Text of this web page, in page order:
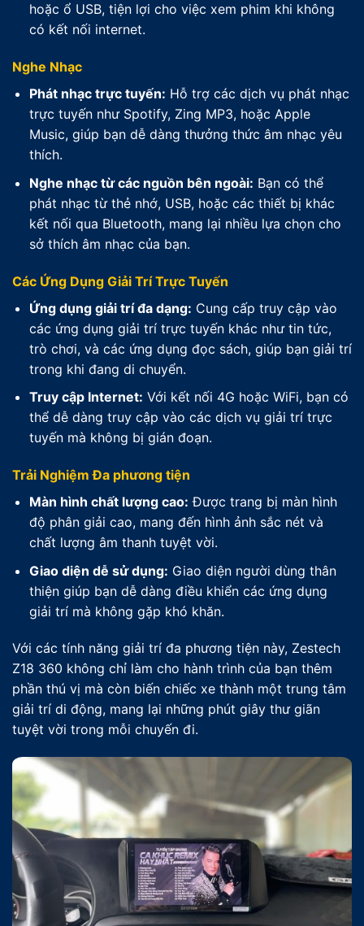
hoặc ổ USB, tiện lợi cho việc xem phim khi không
có kết nối internet.
Nghe Nhạc
Phát nhạc trực tuyến: Hỗ trợ các dịch vụ phát nhạc
trực tuyến như Spotify, Zing MP3, hoặc Apple
Music, giúp bạn dễ dàng thưởng thức âm nhạc yêu
thích.
Nghe nhạc từ các nguồn bên ngoài: Bạn có thể
phát nhạc từ thẻ nhớ, USB, hoặc các thiết bị khác
kết nối qua Bluetooth, mang lại nhiều lựa chọn cho
sở thích âm nhạc của bạn.
Các Ứng Dụng Giải Trí Trực Tuyến
Ứng dụng giải trí đa dạng: Cung cấp truy cập vào
các ứng dụng giải trí trực tuyến khác như tin tức,
trò chơi, và các ứng dụng đọc sách, giúp bạn giải trí
trong khi đang di chuyển.
Truy cập Internet: Với kết nối 4G hoặc WiFi, bạn có
thể dễ dàng truy cập vào các dịch vụ giải trí trực
tuyến mà không bị gián đoạn.
Trải Nghiệm Đa phương tiện
Màn hình chất lượng cao: Được trang bị màn hình
độ phân giải cao, mang đến hình ảnh sắc nét và
chất lượng âm thanh tuyệt vời.
Giao diện dễ sử dụng: Giao diện người dùng thân
thiện giúp bạn dễ dàng điều khiển các ứng dụng
giải trí mà không gặp khó khăn.
Với các tính năng giải trí đa phương tiện này, Zestech
Z18 360 không chỉ làm cho hành trình của bạn thêm
phần thú vị mà còn biến chiếc xe thành một trung tâm
giải trí di động, mang lại những phút giây thư giãn
tuyệt vời trong mỗi chuyến đi.